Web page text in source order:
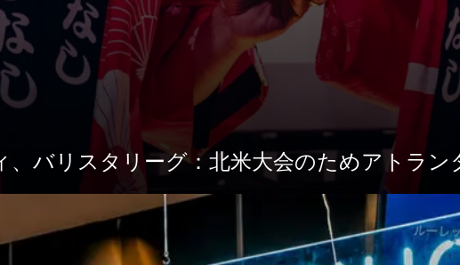
バリスタリーグ：北米大会のためアトラン